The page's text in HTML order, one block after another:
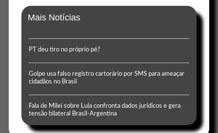
Mais Notícias
PT deu tiro no próprio pé?
Golpe usa falso registro cartorário por SMS para ameaçar
cidadãos no Brasil
Fala de Milei sobre Lula confronta dados jurídicos e gera
tensão bilateral Brasil-Argentina